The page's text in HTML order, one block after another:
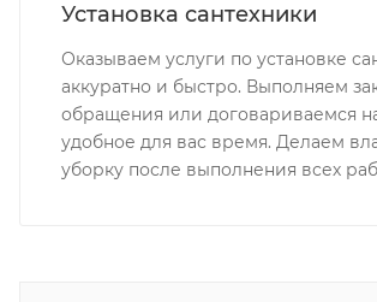
Установка сантехники
Оказываем услуги по установке
аккуратно и быстро. Выполняем
обращения или договариваемся
удобное для вас время. Делаем
уборку после выполнения всех